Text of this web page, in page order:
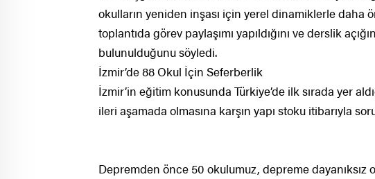
okulların yeniden inşası için yerel dinamiklerle daha
toplantıda görev paylaşımı yapıldığını ve derslik
bulunulduğunu söyledi.
İzmir’de 88 Okul İçin Seferberlik
İzmir’in eğitim konusunda Türkiye’de ilk sırada yer
ileri aşamada olmasına karşın yapı stoku itibarıyla
Depremden önce 50 okulumuz, depreme dayanıksız